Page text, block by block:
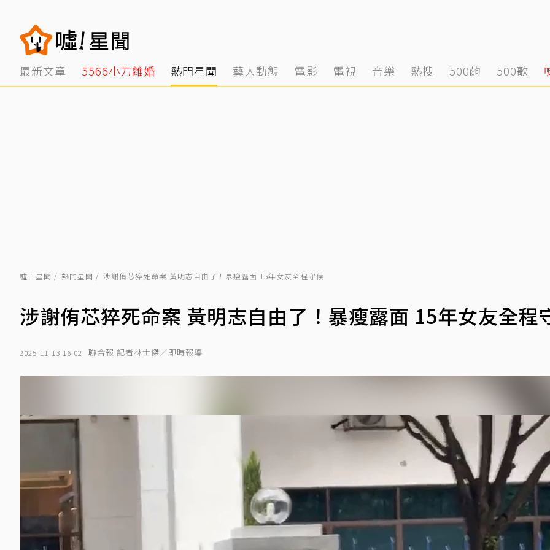
最新文章 5566小刀離婚 熱門星聞 藝人動態 電影 電視 音樂 熱搜 500齣 500歌
噓！星聞 熱門星聞 涉謝侑芯猝死命案 黃明志自由了！暴瘦露面 15年女友全程守候
涉謝侑芯猝死命案 黃明志自由了！暴瘦露面 15年女友全程
2025-11-13 16:02 聯合報 記者林士傑／即時報導